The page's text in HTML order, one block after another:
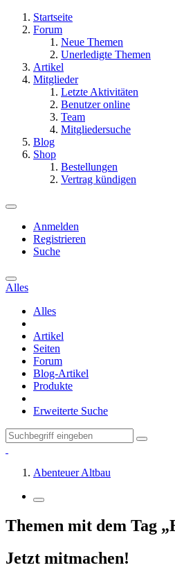
Startseite
Forum
Neue Themen
Unerledigte Themen
Artikel
Mitglieder
Letzte Aktivitäten
Benutzer online
Team
Mitgliedersuche
Blog
Shop
Bestellungen
Vertrag kündigen
Anmelden
Registrieren
Suche
Alles
Alles
Artikel
Seiten
Forum
Blog-Artikel
Produkte
Erweiterte Suche
Abenteuer Altbau
Themen mit dem Tag
Jetzt mitmachen!